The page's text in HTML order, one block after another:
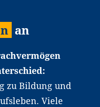
an
zu Bildung und
Viele